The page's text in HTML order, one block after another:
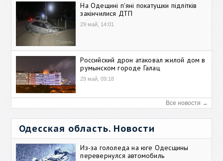
На Одещині п'яні покатушки підлітків
закінчилися ДТП
29 май, 14:01
Российский дрон атаковал жилой дом в
румынском городе Галац
29 май, 09:18
Все новости →
Одесская область. Новости
Из-за гололеда на юге Одесщины
перевернулся автомобиль